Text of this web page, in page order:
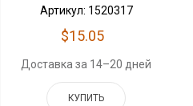
Артикул: 1520317
$15.05
Доставка за 14–20 дней
КУПИТЬ